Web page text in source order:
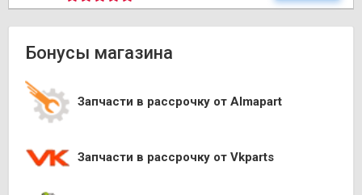
Бонусы магазина
Запчасти в рассрочку от Almapart
Запчасти в рассрочку от Vkparts